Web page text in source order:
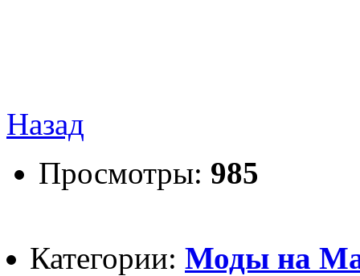
Назад
Просмотры: 985
Категории: Моды на